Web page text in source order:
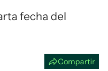
fecha del
Compartir